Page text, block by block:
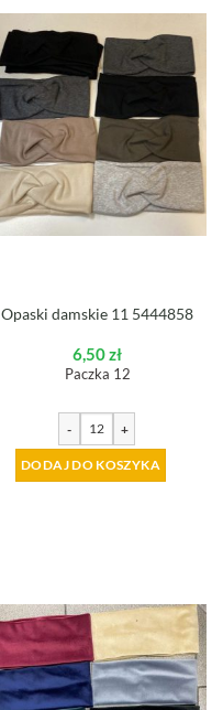
Opaski damskie 11 5444858
6,50zł
Paczka 12
- +
DODAJ DO KOSZYKA